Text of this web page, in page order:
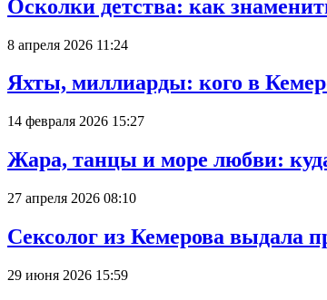
Осколки детства: как
8 апреля 2026 11:24
Яхты, миллиарды: кого в
14 февраля 2026 15:27
Жара, танцы и море любви:
27 апреля 2026 08:10
Сексолог из Кемерова выдала
29 июня 2026 15:59